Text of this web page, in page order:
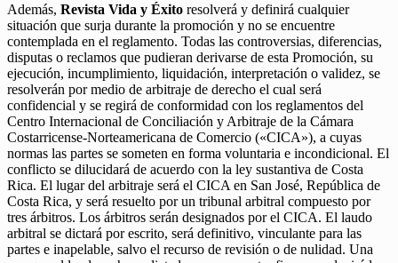
Además, Revista Vida y Éxito resolverá y definirá cualquier
situación que surja durante la promoción y no se encuentre
contemplada en el reglamento. Todas las controversias, diferencias,
disputas o reclamos que pudieran derivarse de esta Promoción, su
ejecución, incumplimiento, liquidación, interpretación o validez, se
resolverán por medio de arbitraje de derecho el cual será
confidencial y se regirá de conformidad con los reglamentos del
Centro Internacional de Conciliación y Arbitraje de la Cámara
Costarricense-Norteamericana de Comercio («CICA»), a cuyas
normas las partes se someten en forma voluntaria e incondicional. El
conflicto se dilucidará de acuerdo con la ley sustantiva de Costa
Rica. El lugar del arbitraje será el CICA en San José, República de
Costa Rica, y será resuelto por un tribunal arbitral compuesto por
tres árbitros. Los árbitros serán designados por el CICA. El laudo
arbitral se dictará por escrito, será definitivo, vinculante para las
partes e inapelable, salvo el recurso de revisión o de nulidad. Una